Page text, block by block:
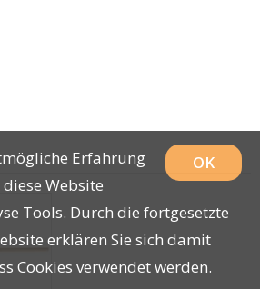
OK
Erfahrung
Website
Tools. Durch die fortgesetzte
erklären Sie sich damit
Cookies verwendet werden.